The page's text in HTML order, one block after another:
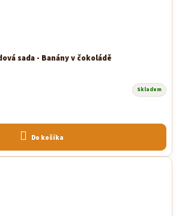
sada - Banány v čokoládě
Skladem
Do košíka